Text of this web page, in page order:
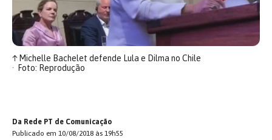
↑Michelle Bachelet defende Lula e Dilma no Chile
Foto: Reprodução
Da Rede PT de Comunicação
Publicado em 10/08/2018 às 19h55